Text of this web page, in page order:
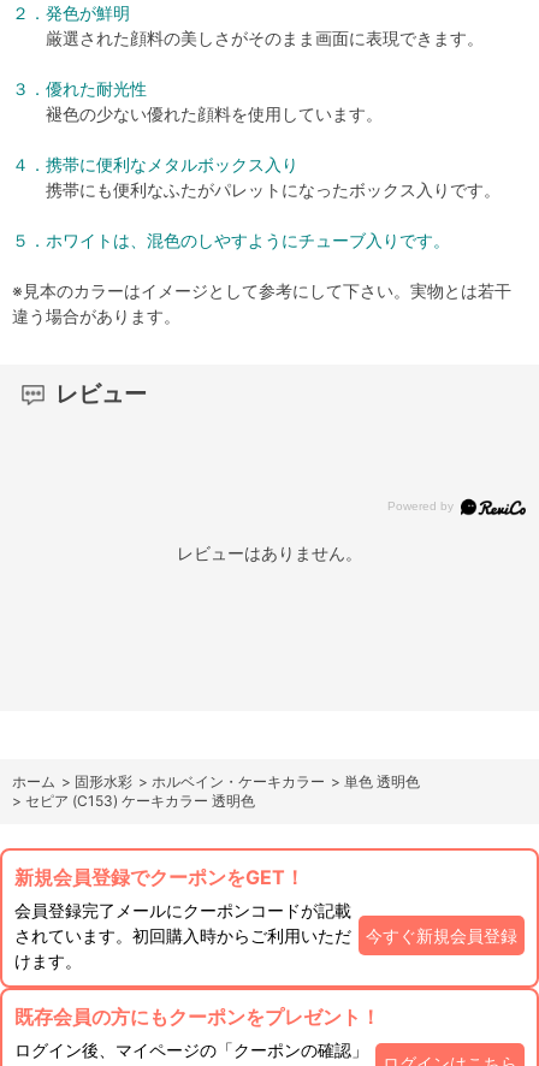
２．発色が鮮明
厳選された顔料の美しさがそのまま画面に表現できます。
３．優れた耐光性
褪色の少ない優れた顔料を使用しています。
４．携帯に便利なメタルボックス入り
携帯にも便利なふたがパレットになったボックス入りです。
５．ホワイトは、混色のしやすようにチューブ入りです。
※見本のカラーはイメージとして参考にして下さい。実物とは若干
違う場合があります。
レビュー
レビューはありません。
ホーム > 固形水彩 > ホルベイン・ケーキカラー > 単色 透明色
> セピア (C153) ケーキカラー 透明色
新規会員登録でクーポンをGET！
会員登録完了メールにクーポンコードが記載
されています。初回購入時からご利用いただ
けます。
今すぐ新規会員登録
既存会員の方にもクーポンをプレゼント！
ログイン後、マイページの「クーポンの確認」